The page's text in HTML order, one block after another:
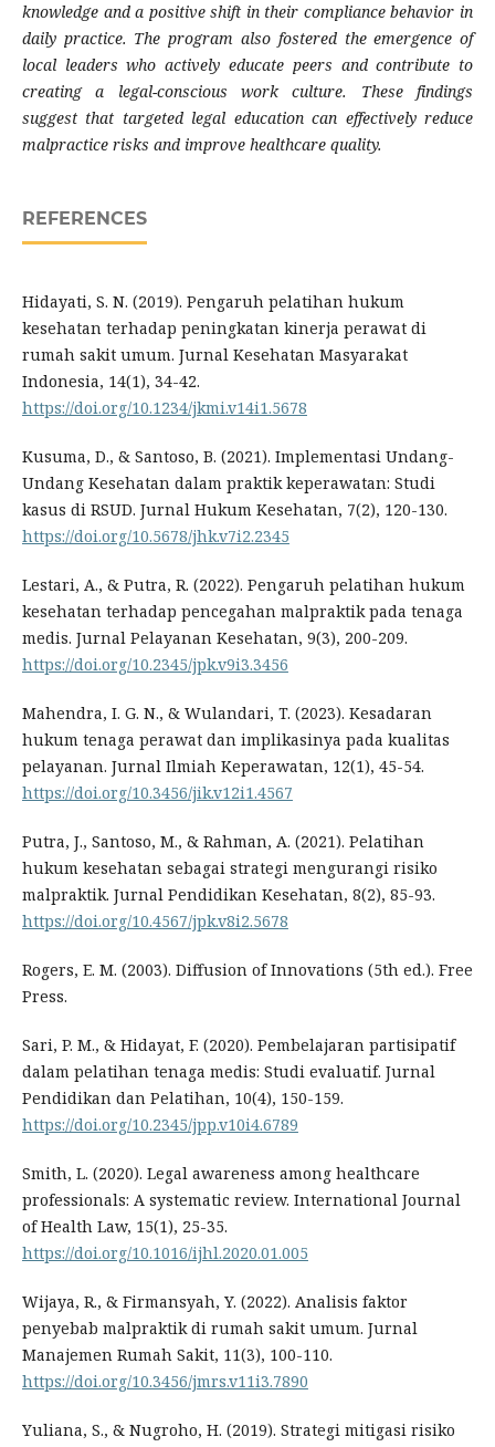
knowledge and a positive shift in their compliance behavior in
daily practice. The program also fostered the emergence of
local leaders who actively educate peers and contribute to
creating a legal-conscious work culture. These findings
suggest that targeted legal education can effectively reduce
malpractice risks and improve healthcare quality.
REFERENCES
Hidayati, S. N. (2019). Pengaruh pelatihan hukum
kesehatan terhadap peningkatan kinerja perawat di
rumah sakit umum. Jurnal Kesehatan Masyarakat
Indonesia, 14(1), 34-42.
https://doi.org/10.1234/jkmi.v14i1.5678
Kusuma, D., & Santoso, B. (2021). Implementasi Undang-
Undang Kesehatan dalam praktik keperawatan: Studi
kasus di RSUD. Jurnal Hukum Kesehatan, 7(2), 120-130.
https://doi.org/10.5678/jhk.v7i2.2345
Lestari, A., & Putra, R. (2022). Pengaruh pelatihan hukum
kesehatan terhadap pencegahan malpraktik pada tenaga
medis. Jurnal Pelayanan Kesehatan, 9(3), 200-209.
https://doi.org/10.2345/jpk.v9i3.3456
Mahendra, I. G. N., & Wulandari, T. (2023). Kesadaran
hukum tenaga perawat dan implikasinya pada kualitas
pelayanan. Jurnal Ilmiah Keperawatan, 12(1), 45-54.
https://doi.org/10.3456/jik.v12i1.4567
Putra, J., Santoso, M., & Rahman, A. (2021). Pelatihan
hukum kesehatan sebagai strategi mengurangi risiko
malpraktik. Jurnal Pendidikan Kesehatan, 8(2), 85-93.
https://doi.org/10.4567/jpk.v8i2.5678
Rogers, E. M. (2003). Diffusion of Innovations (5th ed.). Free
Press.
Sari, P. M., & Hidayat, F. (2020). Pembelajaran partisipatif
dalam pelatihan tenaga medis: Studi evaluatif. Jurnal
Pendidikan dan Pelatihan, 10(4), 150-159.
https://doi.org/10.2345/jpp.v10i4.6789
Smith, L. (2020). Legal awareness among healthcare
professionals: A systematic review. International Journal
of Health Law, 15(1), 25-35.
https://doi.org/10.1016/ijhl.2020.01.005
Wijaya, R., & Firmansyah, Y. (2022). Analisis faktor
penyebab malpraktik di rumah sakit umum. Jurnal
Manajemen Rumah Sakit, 11(3), 100-110.
https://doi.org/10.3456/jmrs.v11i3.7890
Yuliana, S., & Nugroho, H. (2019). Strategi mitigasi risiko